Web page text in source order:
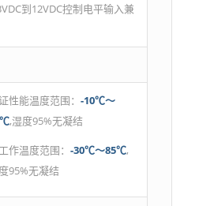
到12VDC控制电平输入兼
性能温度范围： -10℃～
,湿度95%无凝结
作温度范围： -30℃～85℃,
95%无凝结